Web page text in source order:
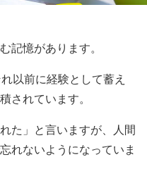
記憶があります。
以前に経験として蓄え
されています。
た」と言いますが、人間
れないようになっていま